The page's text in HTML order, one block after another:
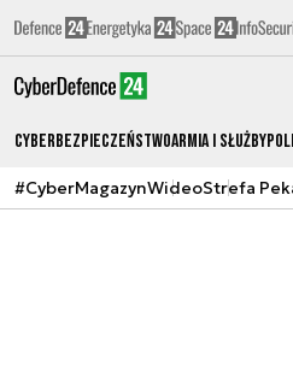
CyberbezpieczeństwoArmia i Służby
#CyberMagazynWideoStrefa